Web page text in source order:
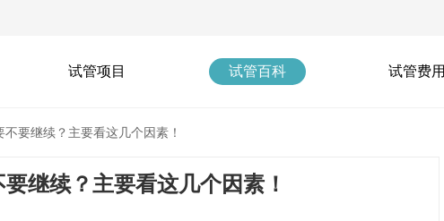
试管项目 试管百科 试管费用
要继续？主要看这几个因素！
继续？主要看这几个因素！